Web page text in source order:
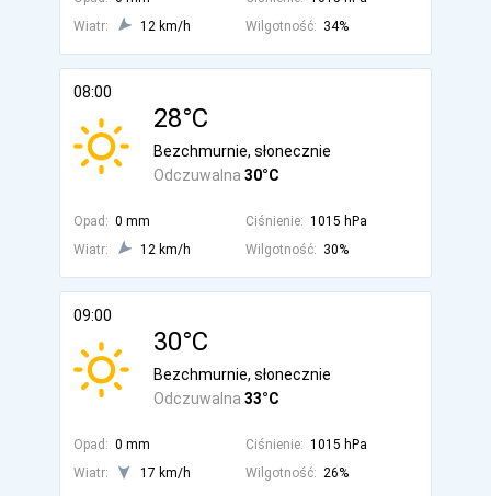
Wiatr:
12 km/h Wilgotność: 34%
08:00
28°C
Odczuwalna 30°C
Bezchmurnie, słonecznie
Opad: 0 mm Ciśnienie: 1015 hPa
Wiatr:
12 km/h Wilgotność: 30%
09:00
30°C
Odczuwalna 33°C
Bezchmurnie, słonecznie
Opad: 0 mm Ciśnienie: 1015 hPa
Wiatr:
17 km/h Wilgotność: 26%